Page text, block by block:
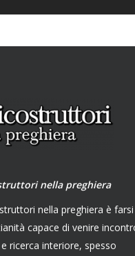
nella preghiera
nella preghiera è farsi
capace di venire
ricerca interiore, spesso